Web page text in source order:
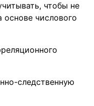
чтобы не
числового
следственную